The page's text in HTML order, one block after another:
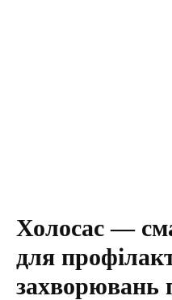
Холосас —
для
захворювань